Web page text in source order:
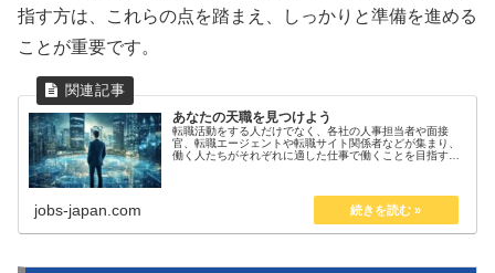
指す方は、これらの点を踏まえ、しっかりと準備を進める
ことが重要です。
あなたの天職を見つけよう
転職活動をする人だけでなく、各社の人事担当者や面接
官、転職エージェントや転職サイト関係者などが集まり、
働く人たちがそれぞれに適した仕事で働くことを目指すた
jobs-japan.com